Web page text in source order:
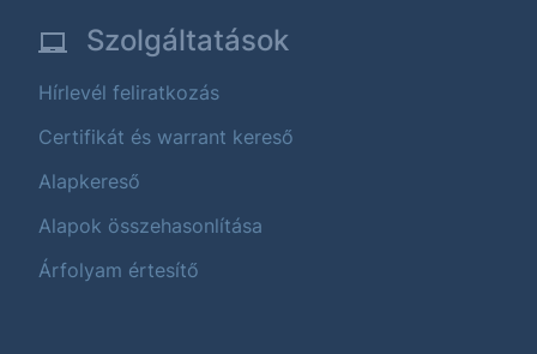
Szolgáltatások
Hírlevél feliratkozás
Certifikát és warrant kereső
Alapkereső
Alapok összehasonlítása
Árfolyam értesítő